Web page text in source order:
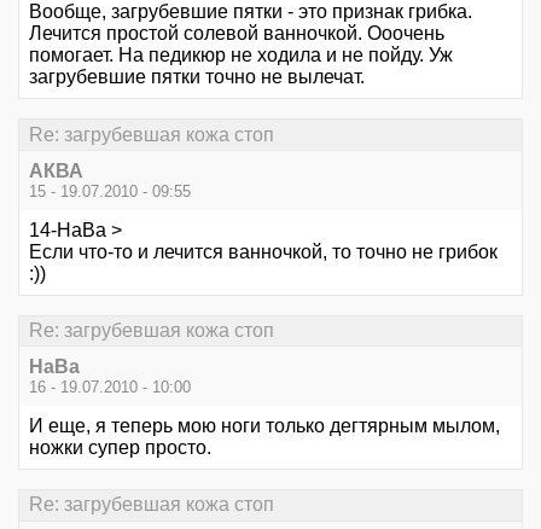
Вообще, загрубевшие пятки - это признак грибка.
Лечится простой солевой ванночкой. Ооочень
помогает. На педикюр не ходила и не пойду. Уж
загрубевшие пятки точно не вылечат.
Re: загрубевшая кожа стоп
АКВА
15 - 19.07.2010 - 09:55
14-НаВа >
Если что-то и лечится ванночкой, то точно не грибок
:))
Re: загрубевшая кожа стоп
НаВа
16 - 19.07.2010 - 10:00
И еще, я теперь мою ноги только дегтярным мылом,
ножки супер просто.
Re: загрубевшая кожа стоп